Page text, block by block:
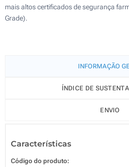
mais altos certificados de segurança
Grade).
INFORMAÇÃO
ÍNDICE DE
ENVIO
Características
Código do produto: